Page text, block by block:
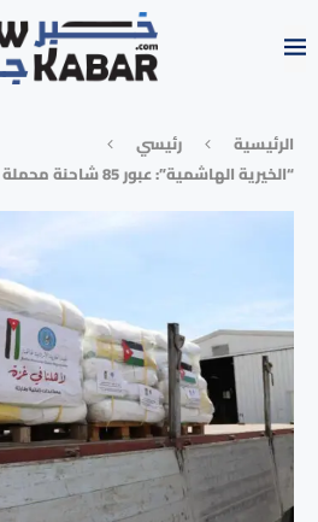
الرئيسية
رئيسي
“الخيرية الهاشمية”: عبور 85 شاحنة محملة بالمواد الإغاثية إلى غزة